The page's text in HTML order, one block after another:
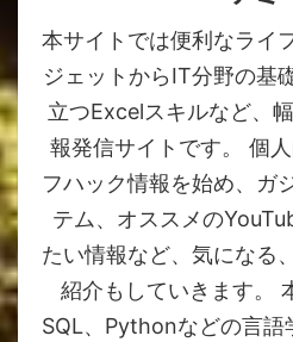
本サイトでは便利なライ
ジェットからIT分野の基
立つExcelスキルなど、
報発信サイトです。 個
フハック情報を始め、ガ
テム、オススメの
たい情報など、気になる
紹介もしていきます。
SQL、Pythonなどの言語